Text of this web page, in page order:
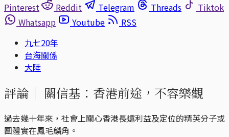
Pinterest
Reddit Telegram Threads
Tiktok
Whatsapp
Youtube
RSS
九七20年
台海關係
大陸
評論｜ 關信基：香港前途，不容樂觀
過去幾十年來，社會上關心香港長遠利益及定位的精英分子或
團體實在鳳毛麟角。